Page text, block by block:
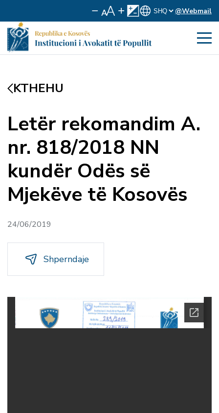
@Webmail
KTHEHU
Letër rekomandim A.
nr. 818/2018 NN
kundër Odës së
Mjekëve të Kosovës
24/06/2019
Shperndaje